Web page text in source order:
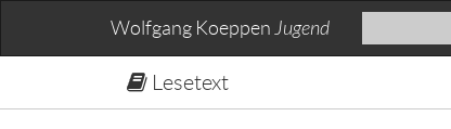
Wolfgang Koeppen Jugend
Lesetext